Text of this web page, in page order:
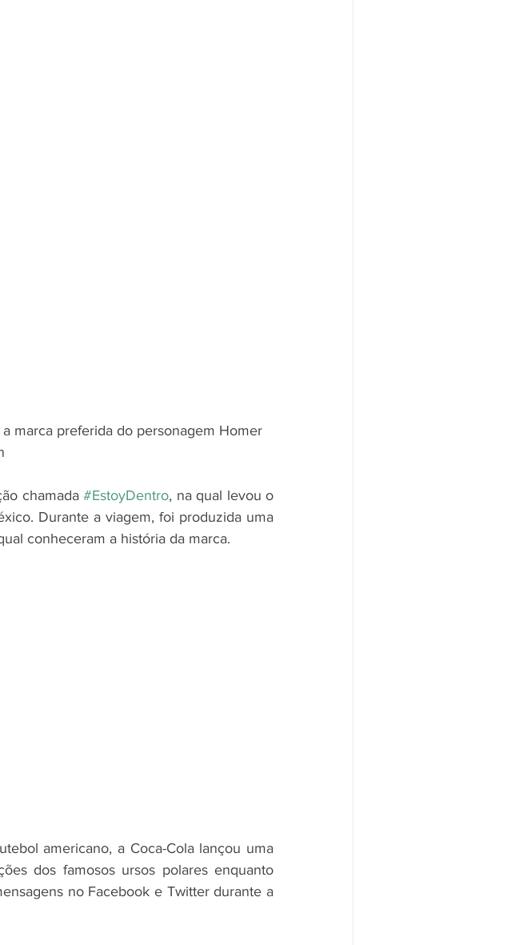
marca preferida do personagem Homer
chamada #EstoyDentro, na qual levou o
Durante a viagem, foi produzida uma
conheceram a história da marca.
americano, a Coca-Cola lançou uma
dos famosos ursos polares enquanto
no Facebook e Twitter durante a